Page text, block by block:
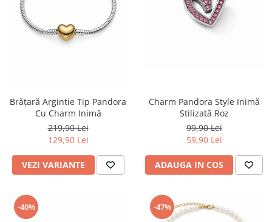
Brățară Argintie Tip Pandora
Cu Charm Inimă
219,90 Lei
129,90 Lei
VEZI VARIANTE
Charm Pandora Style Inimă
Stilizată Roz
99,90 Lei
59,90 Lei
ADAUGA IN COS
-40% -47%